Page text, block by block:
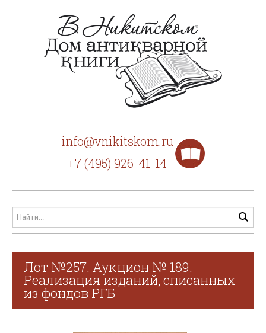
info@vnikitskom.ru
+7 (495) 926-41-14
Лот №257. Аукцион № 189.
Реализация изданий, списанных
из фондов РГБ